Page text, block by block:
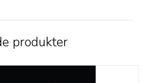
produkter